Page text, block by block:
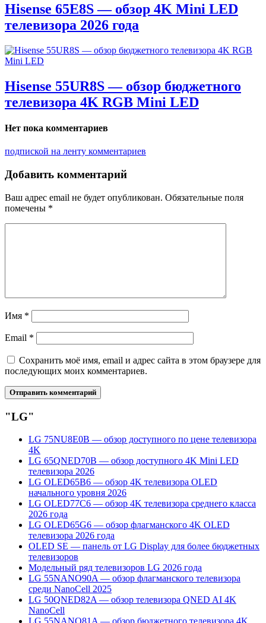
Hisense 65E8S — обзор 4K Mini LED
телевизора 2026 года
Hisense 55UR8S — обзор бюджетного
телевизора 4K RGB Mini LED
Нет пока комментариев
подпиской на ленту комментариев
Добавить комментарий
Ваш адрес email не будет опубликован. Обязательные поля
помечены *
Имя *
Email *
Сохранить моё имя, email и адрес сайта в этом браузере для
последующих моих комментариев.
"LG"
LG 75NU8E0B — обзор доступного по цене телевизора
4K
LG 65QNED70B — обзор доступного 4K Mini LED
телевизора 2026
LG OLED65B6 — обзор 4K телевизора OLED
начального уровня 2026
LG OLED77C6 — обзор 4K телевизора среднего класса
2026 года
LG OLED65G6 — обзор флагманского 4K OLED
телевизора 2026 года
OLED SE — панель от LG Display для более бюджетных
телевизоров
Модельный ряд телевизоров LG 2026 года
LG 55NANO90A — обзор флагманского телевизора
среди NanoCell 2025
LG 50QNED82A — обзор телевизора QNED AI 4K
NanoCell